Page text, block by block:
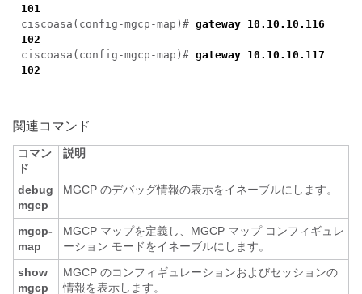
101
ciscoasa(config-mgcp-map)# gateway 10.10.10.116
102
ciscoasa(config-mgcp-map)# gateway 10.10.10.117
102
関連コマンド
コマン
ド
説明
debug
mgcp
MGCP のデバッグ情報の表示をイネーブルにします。
mgcp-
map
MGCP マップを定義し、MGCP マップ コンフィギュレ
ーション モードをイネーブルにします。
show
mgcp
MGCP のコンフィギュレーションおよびセッションの
情報を表示します。